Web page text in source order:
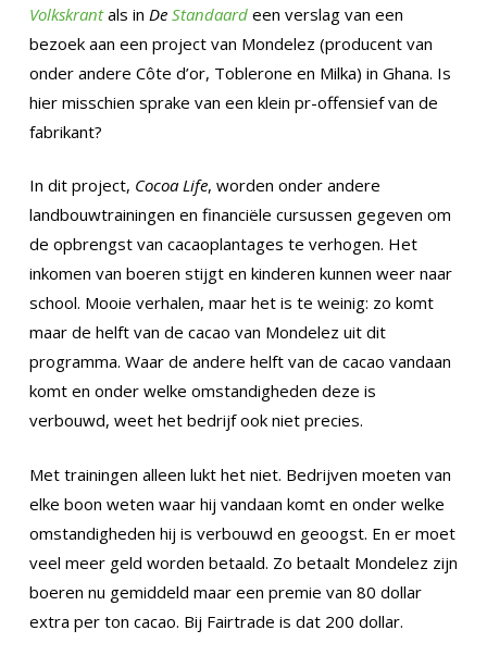
Volkskrantals in De Standaardeen verslag van een
bezoek aan een project van Mondelez (producent van
onder andere Côte d’or, Toblerone en Milka) in Ghana. Is
hier misschien sprake van een klein pr-offensief van de
fabrikant?
In dit project, Cocoa Life, worden onder andere
landbouwtrainingen en financiële cursussen gegeven om
de opbrengst van cacaoplantages te verhogen. Het
inkomen van boeren stijgt en kinderen kunnen weer naar
school. Mooie verhalen, maar het is te weinig: zo komt
maar de helft van de cacao van Mondelez uit dit
programma. Waar de andere helft van de cacao vandaan
komt en onder welke omstandigheden deze is
verbouwd, weet het bedrijf ook niet precies.
Met trainingen alleen lukt het niet. Bedrijven moeten van
elke boon weten waar hij vandaan komt en onder welke
omstandigheden hij is verbouwd en geoogst. En er moet
veel meer geld worden betaald. Zo betaalt Mondelez zijn
boeren nu gemiddeld maar een premie van 80 dollar
extra per ton cacao. Bij Fairtrade is dat 200 dollar.